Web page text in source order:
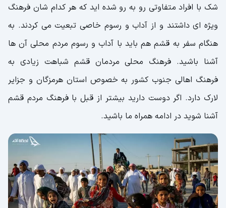
شک با افراد متفاوتی رو به رو شده اید که هر کدام شان فرهنگ
ویژه ای داشتند و از آداب و رسوم خاصی تبعیت می کردند. به
هنگام سفر به قشم هم باید با آداب و رسوم مردم محلی آن ها
آشنا باشید. فرهنگ محلی مردمان قشم شباهت زیادی به
فرهنگ اهالی جنوب کشور به خصوص استان هرمزگان و جزایر
لارک دارد. اگر دوست دارید بیشتر از قبل با فرهنگ مردم قشم
آشنا شوید در ادامه همراه ما باشید.